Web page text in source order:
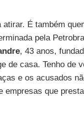
atirar. É também
pela
, 43 anos,
de casa. Tenho de
e os acusados
empresas que